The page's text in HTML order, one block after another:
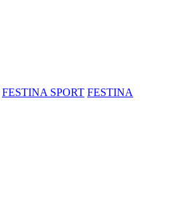
FESTINA SPORT FESTINA